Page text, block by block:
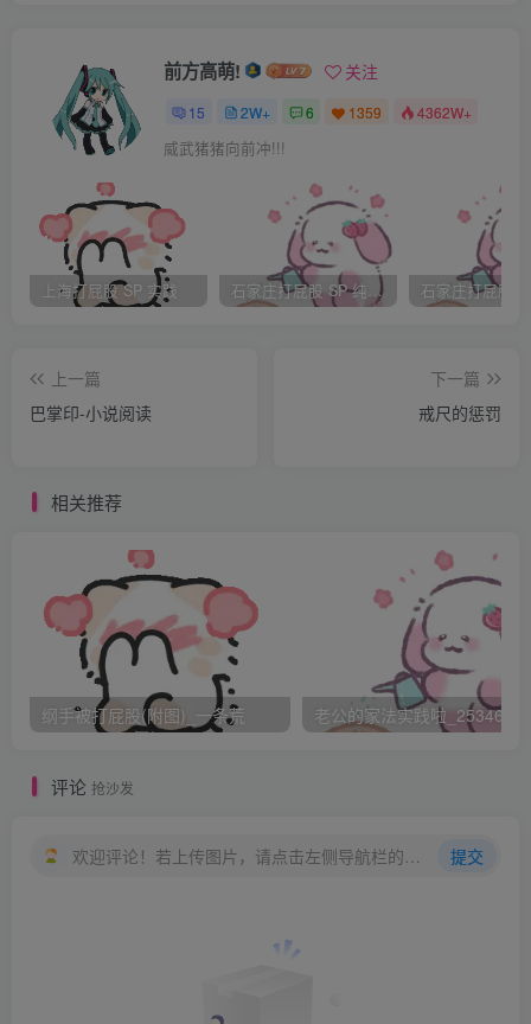
白云瑞倒吸一口凉气，已经好多年没挨板子了，都快忘了
挨打是什么滋味了，可事已至此，自己的骄傲又不允许自己
求饶，唉！打就打吧，豁出去了！
颐妃好歹也是白云瑞的干姨娘，怎么能眼看着他挨板子
呢？当即跪下请皇上开恩，皇上盛怒之下，谁的话都听不进
去，“谁都不许求情！”颐妃干着急，心想叫公主来，公主虽
这会儿太监们已经搬来了刑凳，过来拉白云瑞，白云瑞一
让皇上震怒。
两名太监一左一右按住白云瑞的肩头，另一名太监握住白
云瑞的脚踝。白云瑞心里叫苦不迭，已经多年没挨打了，
100板子不知还受不受得了，可是自己是驸马的身份只有家
人才知道，别人只管是白云瑞娶妻，谁又知道他是驸马？是
谁告密的呢？
白云瑞正想着，已经有宫女解开他的束腰带，把上衣摆掀
一下。”已经挣开了太监，回头，“你干什么？”
前方高萌! 关注
15 2W+ 6 1359 4362W+
威武猪猪向前冲!!!
上海打屁股 SP 实践 石家庄打屁股 SP 纯实践
上一篇
巴掌印-小说阅读
下一篇
戒尺的惩罚
相关推荐
纲手被打屁股(附图)_一条荒 老公的家法实践啦
评论 抢沙发
欢迎评论！若上传图片，请点击左侧导航栏的图床工具，获取图片链接。 提交